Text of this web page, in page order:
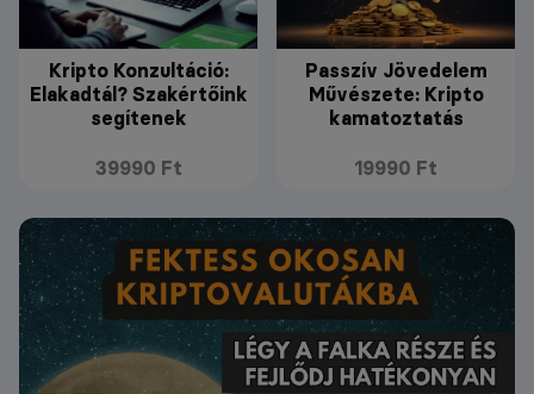
Kripto Konzultáció:
Elakadtál? Szakértőink
segítenek
39990 Ft
Passzív Jövedelem
Művészete: Kripto
kamatoztatás
19990 Ft